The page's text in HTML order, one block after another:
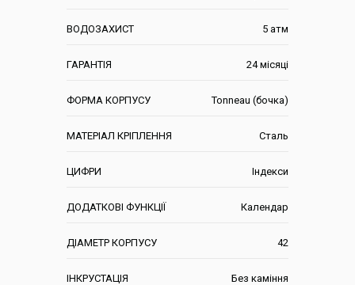
ВОДОЗАХИСТ 5 атм
ГАРАНТІЯ 24 місяці
ФОРМА КОРПУСУ Tonneau (бочка)
МАТЕРІАЛ КРІПЛЕННЯ Сталь
ЦИФРИ Індекси
ДОДАТКОВІ ФУНКЦІЇ Календар
ДІАМЕТР КОРПУСУ 42
ІНКРУСТАЦІЯ Без каміння